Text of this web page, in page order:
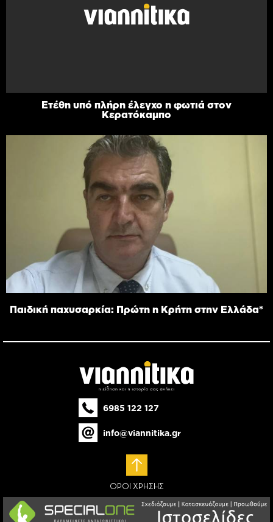
Ετέθη υπό πλήρη έλεγχο η φωτιά στον
Κερατόκαμπο
Παιδική παχυσαρκία: Πρώτη η Κρήτη στην Ελλάδα*
6985 122 127
info@viannitika.gr
ΟΡΟΙ ΧΡΗΣΗΣ